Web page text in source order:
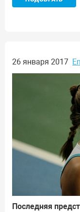
26 января 2017
Последняя